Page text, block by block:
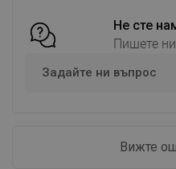
Не сте
Пишете ни
Задайте ни въпрос
Вижте